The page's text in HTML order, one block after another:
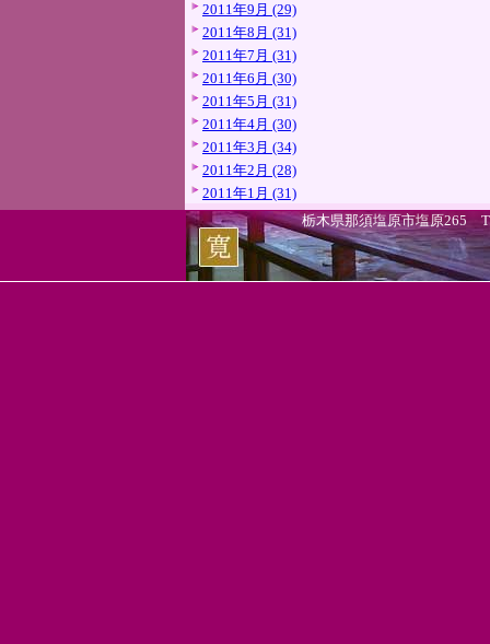
2011年9月 (29)
2011年8月 (31)
2011年7月 (31)
2011年6月 (30)
2011年5月 (31)
2011年4月 (30)
2011年3月 (34)
2011年2月 (28)
2011年1月 (31)
栃木県那須塩原市塩原265